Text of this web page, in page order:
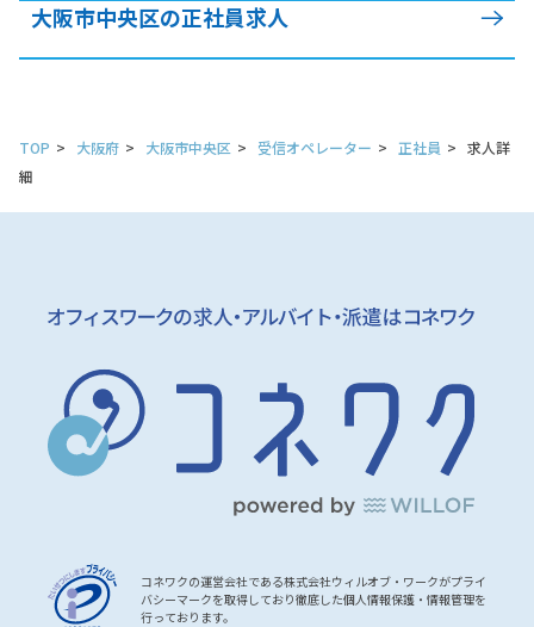
大阪市中央区の正社員求人
TOP 大阪府 大阪市中央区 受信オペレーター 正社員
求人詳
細
コネワクの運営会社である株式会社ウィルオブ・ワークがプライ
バシーマークを取得しており徹底した個人情報保護・情報管理を
行っております。